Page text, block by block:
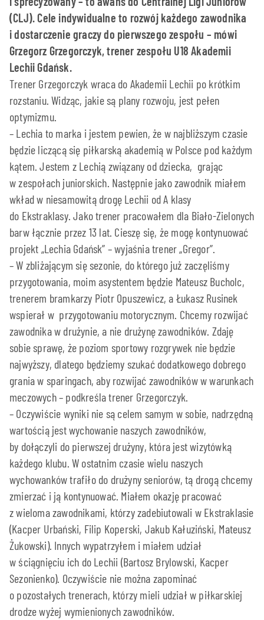
(CLJ). Cele indywidualne to rozwój każdego zawodnika
i dostarczenie graczy do pierwszego zespołu – mówi
Grzegorz Grzegorczyk, trener zespołu U18 Akademii
Lechii Gdańsk.
Trener Grzegorczyk wraca do Akademii Lechii po krótkim
rozstaniu. Widząc, jakie są plany rozwoju, jest pełen
optymizmu.
– Lechia to marka i jestem pewien, że w najbliższym czasie
będzie liczącą się piłkarską akademią w Polsce pod każdym
kątem. Jestem z Lechią związany od dziecka, grając
w zespołach juniorskich. Następnie jako zawodnik miałem
wkład w niesamowitą drogę Lechii od A klasy
do Ekstraklasy. Jako trener pracowałem dla Biało-Zielonych
barw łącznie przez 13 lat. Cieszę się, że mogę kontynuować
projekt „Lechia Gdańsk” – wyjaśnia trener „Gregor”.
– W zbliżającym się sezonie, do którego już zaczęliśmy
przygotowania, moim asystentem będzie Mateusz Bucholc,
trenerem bramkarzy Piotr Opuszewicz, a Łukasz Rusinek
wspierał w przygotowaniu motorycznym. Chcemy rozwijać
zawodnika w drużynie, a nie drużynę zawodników. Zdaję
sobie sprawę, że poziom sportowy rozgrywek nie będzie
najwyższy, dlatego będziemy szukać dodatkowego dobrego
grania w sparingach, aby rozwijać zawodników w warunkach
meczowych – podkreśla trener Grzegorczyk.
– Oczywiście wyniki nie są celem samym w sobie, nadrzędną
wartością jest wychowanie naszych zawodników,
by dołączyli do pierwszej drużyny, która jest wizytówką
każdego klubu. W ostatnim czasie wielu naszych
wychowanków trafiło do drużyny seniorów, tą drogą chcemy
zmierzać i ją kontynuować. Miałem okazję pracować
z wieloma zawodnikami, którzy zadebiutowali w Ekstraklasie
(Kacper Urbański, Filip Koperski, Jakub Kałuziński, Mateusz
Żukowski). Innych wypatrzyłem i miałem udział
w ściągnięciu ich do Lechii (Bartosz Brylowski, Kacper
Sezonienko). Oczywiście nie można zapominać
o pozostałych trenerach, którzy mieli udział w piłkarskiej
drodze wyżej wymienionych zawodników.